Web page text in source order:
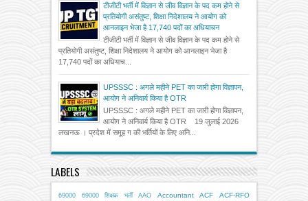
टीजीटी भर्ती में विज्ञान से जीव विज्ञान के पद कम होने से
प्रतियोगी असंतुष्ट, शिक्षा निदेशालय ने आयोग को
आनलाइन भेजा है 17,740 पदों का अधियाचन
टीजीटी भर्ती में विज्ञान से जीव विज्ञान के पद कम होने से
प्रतियोगी असंतुष्ट, शिक्षा निदेशालय ने आयोग को आनलाइन भेजा है
17,740 पदों का अधियाच...
UPSSSC : अगले महीने PET का जारी होगा विज्ञापन,
आयोग ने अनिवार्य किया है OTR
UPSSSC : अगले महीने PET का जारी होगा विज्ञापन,
आयोग ने अनिवार्य किया है OTR 19 जुलाई 2026
लखनऊ । प्रदेश में समूह ग की भर्तियों के लिए अनि...
LABELS
69000 69000 शिक्षक भर्ती AAO Accountant ACF
ACF-RFO